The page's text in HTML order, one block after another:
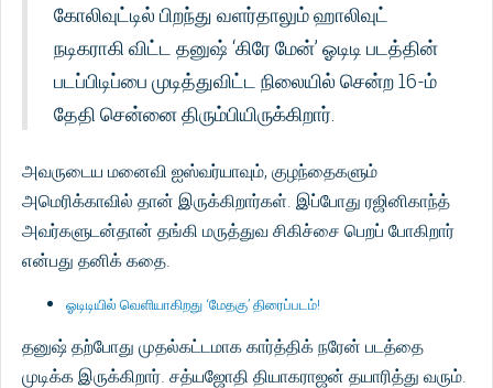
கோலிவுட்டில் பிறந்து வளர்தாலும் ஹாலிவுட்
நடிகராகி விட்ட தனுஷ் ‘கிரே மேன்’ ஓடிடி படத்தின்
படப்பிடிப்பை முடித்துவிட்ட நிலையில் சென்ற 16-ம்
தேதி சென்னை திரும்பியிருக்கிறார்.
அவருடைய மனைவி ஐஸ்வர்யாவும், குழந்தைகளும்
அமெரிக்காவில் தான் இருக்கிறார்கள். இப்போது ரஜினிகாந்த்
அவர்களுடன்தான் தங்கி மருத்துவ சிகிச்சை பெறப் போகிறார்
என்பது தனிக் கதை.
ஓடிடியில் வெளியாகிறது ‘மேதகு’ திரைப்படம்!
தனுஷ் தற்போது முதல்கட்டமாக கார்த்திக் நரேன் படத்தை
முடிக்க இருக்கிறார். சத்யஜோதி தியாகராஜன் தயாரித்து வரும்.